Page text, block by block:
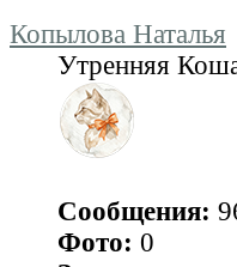
Копылова Наталья
Утренняя
Сообщения:
Фото: 0